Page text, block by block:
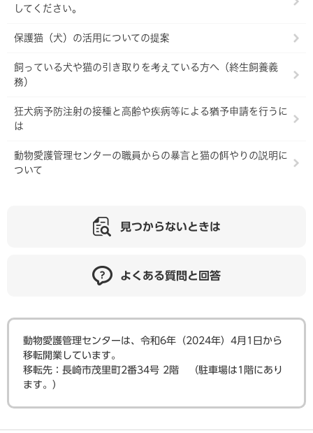
してください。
保護猫（犬）の活用についての提案
飼っている犬や猫の引き取りを考えている方へ（終生飼養義
務）
狂犬病予防注射の接種と高齢や疾病等による猶予申請を行うに
は
動物愛護管理センターの職員からの暴言と猫の餌やりの説明に
ついて
見つからないときは
よくある質問と回答
動物愛護管理センターは、令和6年（2024年）4月1日から
移転開業しています。
​移転先：長崎市茂里町2番34号 2階 （駐車場は1階にあり
ます。）